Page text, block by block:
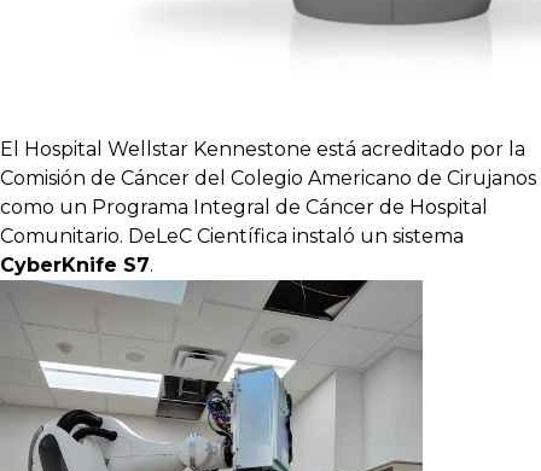
El Hospital Wellstar Kennestone está acreditado por la
Comisión de Cáncer del Colegio Americano de Cirujanos
como un Programa Integral de Cáncer de Hospital
Comunitario. DeLeC Científica instaló un sistema
CyberKnife S7.